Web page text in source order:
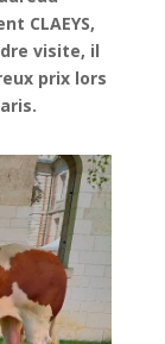
CLAEYS,
visite, il
prix lors